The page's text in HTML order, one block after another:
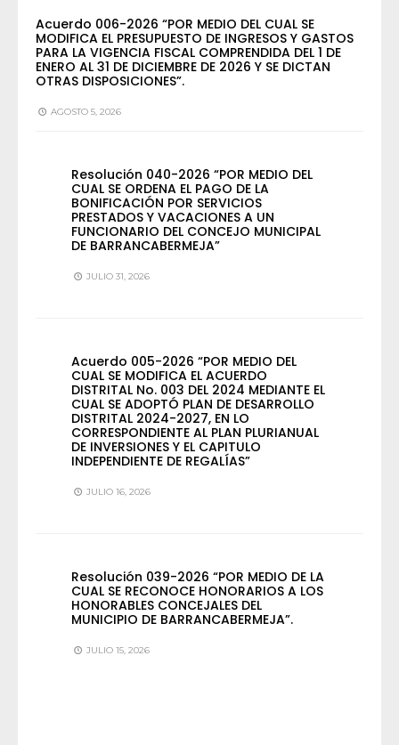
Acuerdo 006-2026 “POR MEDIO DEL CUAL SE
MODIFICA EL PRESUPUESTO DE INGRESOS Y GASTOS
PARA LA VIGENCIA FISCAL COMPRENDIDA DEL 1 DE
ENERO AL 31 DE DICIEMBRE DE 2026 Y SE DICTAN
OTRAS DISPOSICIONES”.
AGOSTO 5, 2026
Resolución 040-2026 “POR MEDIO DEL
CUAL SE ORDENA EL PAGO DE LA
BONIFICACIÓN POR SERVICIOS
PRESTADOS Y VACACIONES A UN
FUNCIONARIO DEL CONCEJO MUNICIPAL
DE BARRANCABERMEJA”
JULIO 31, 2026
Acuerdo 005-2026 “POR MEDIO DEL
CUAL SE MODIFICA EL ACUERDO
DISTRITAL No. 003 DEL 2024 MEDIANTE EL
CUAL SE ADOPTÓ PLAN DE DESARROLLO
DISTRITAL 2024-2027, EN LO
CORRESPONDIENTE AL PLAN PLURIANUAL
DE INVERSIONES Y EL CAPITULO
INDEPENDIENTE DE REGALÍAS”
JULIO 16, 2026
Resolución 039-2026 “POR MEDIO DE LA
CUAL SE RECONOCE HONORARIOS A LOS
HONORABLES CONCEJALES DEL
MUNICIPIO DE BARRANCABERMEJA”.
JULIO 15, 2026